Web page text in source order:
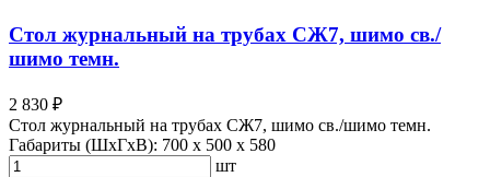
Стол журнальный на трубах СЖ7, шимо св./
шимо темн.
2 830 ₽
Стол журнальный на трубах СЖ7, шимо св./шимо темн.
Габариты (ШхГхВ): 700 x 500 x 580
шт